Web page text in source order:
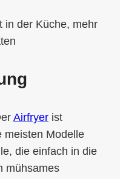
in der Küche, mehr
Airfryer ist
meisten Modelle
die einfach in die
mühsames